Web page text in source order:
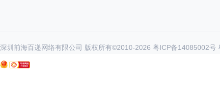
深圳前海百递网络有限公司 版权所有©2010-2026 粤ICP备14085002号